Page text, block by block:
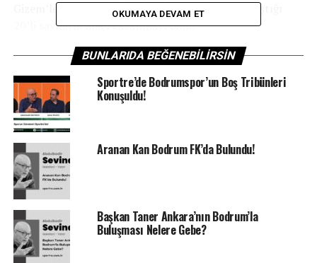
Gizem’le çıkan Bodrum Basketbol, Laura’nın ulaştığı
20’li sayılarla maçı kazanmayı bildi.
İlk iki çeyreği geride tamamlayan Bodrum Basketbol, 3
ve 4. çeyreklerde ürettiği sayılarla sayı farkını eritrerek
karşılaşmayı 5 sayı farkla kazandı.
OKUMAYA DEVAM ET
BUNLARIDA BEĞENEBILIRSIN
Sportre’de Bodrumspor’un Boş Tribünleri
Konuşuldu!
Aranan Kan Bodrum FK’da Bulundu!
Başkan Taner Ankara’nın Bodrum’la
Buluşması Nelere Gebe?